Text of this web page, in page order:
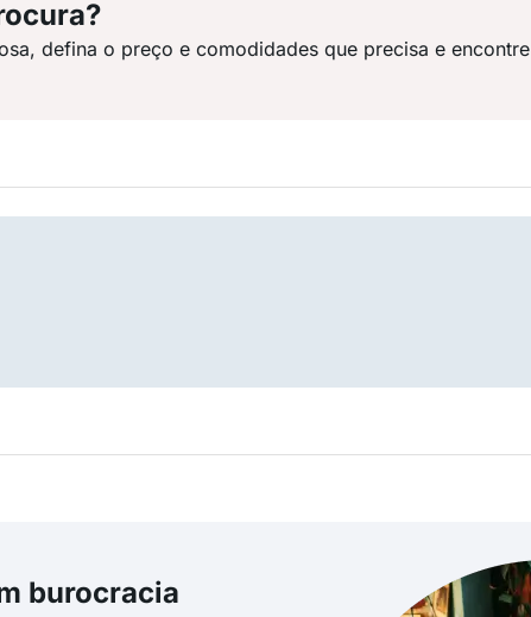
defina o preço e comodidades que precisa e encontre
burocracia